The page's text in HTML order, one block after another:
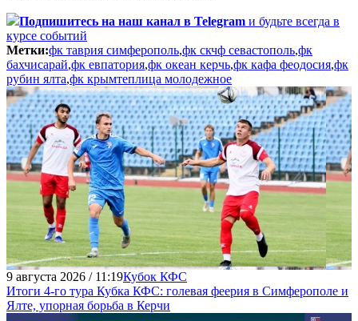
Подпишитесь на наш канал в Telegram и будьте всегда в
курсе событий
Метки:фк таврия симферополь,фк скчф севастополь,фк
бахчисарай,фк евпатория,фк океан керчь,фк кафа феодосия,фк
рубин ялта,фк крымтеплица молодежное
9 августа 2026 / 11:19Кубок КФС
Итоги 4-го тура Кубка КФС: голевая феерия в Симферополе и
Ялте, упорная борьба в Керчи